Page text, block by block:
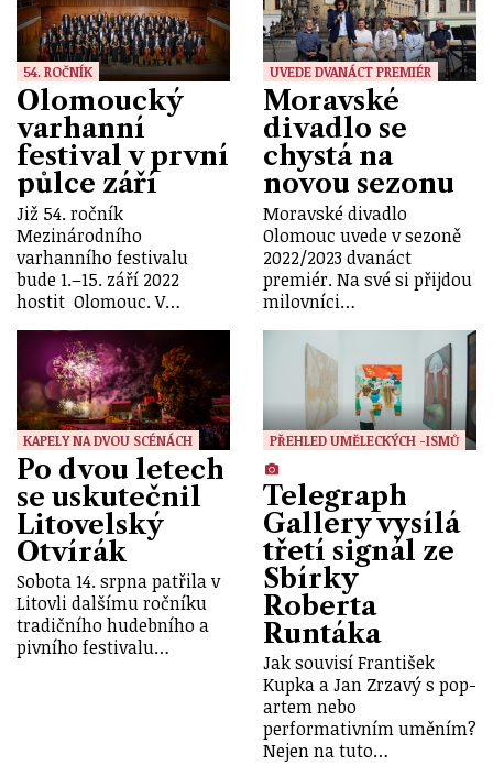
54. ROČNÍK
Olomoucký
varhanní
festival v první
půlce září
Již 54. ročník
Mezinárodního
varhanního festivalu
bude 1.–15. září 2022
hostit Olomouc. V…
UVEDE DVANÁCT PREMIÉR
Moravské
divadlo se
chystá na
novou sezonu
Moravské divadlo
Olomouc uvede v sezoně
2022/2023 dvanáct
premiér. Na své si přijdou
milovníci…
KAPELY NA DVOU SCÉNÁCH
Po dvou letech
se uskutečnil
Litovelský
Otvírák
Sobota 14. srpna patřila v
Litovli dalšímu ročníku
tradičního hudebního a
pivního festivalu…
PŘEHLED UMĚLECKÝCH -ISMŮ
Telegraph
Gallery vysílá
třetí signál ze
Sbírky
Roberta
Runtáka
Jak souvisí František
Kupka a Jan Zrzavý s pop-
artem nebo
performativním uměním?
Nejen na tuto…